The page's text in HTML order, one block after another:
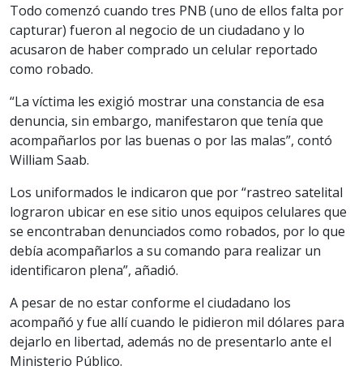
Todo comenzó cuando tres PNB (uno de ellos falta por
capturar) fueron al negocio de un ciudadano y lo
acusaron de haber comprado un celular reportado
como robado.
“La víctima les exigió mostrar una constancia de esa
denuncia, sin embargo, manifestaron que tenía que
acompañarlos por las buenas o por las malas”, contó
William Saab.
Los uniformados le indicaron que por “rastreo satelital
lograron ubicar en ese sitio unos equipos celulares que
se encontraban denunciados como robados, por lo que
debía acompañarlos a su comando para realizar un
identificaron plena”, añadió.
A pesar de no estar conforme el ciudadano los
acompañó y fue allí cuando le pidieron mil dólares para
dejarlo en libertad, además no de presentarlo ante el
Ministerio Público.